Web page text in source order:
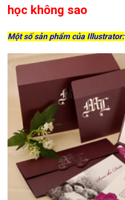
học không sao
Một số sản phẩm của Illustrator: